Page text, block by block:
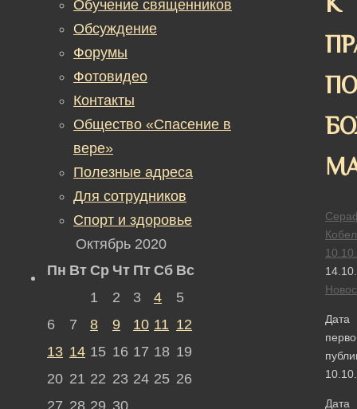
Дата
Дата
Обучение священников
Обсуждение
Форумы
Фотовидео
Контакты
Общество «Спасение в
вере»
Полезные адреса
Для сотрудников
Спорт и здоровье
Октябрь 2020
Пн Вт Ср Чт Пт Сб Вс
1
2 3 4
5
6
7 8 9 10 11 12
13 14 15 16 17 18 19
20 21 22 23 24 25 26
27 28 29 30